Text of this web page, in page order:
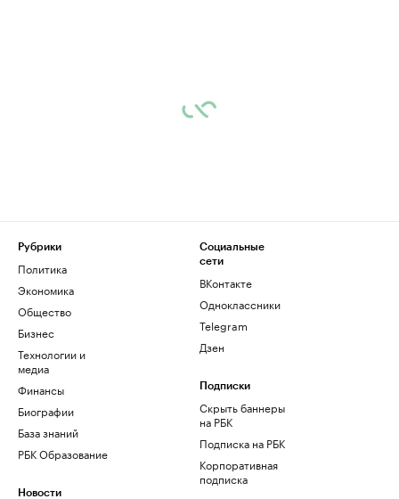
Рубрики
Политика
Экономика
Общество
Бизнес
Технологии и
медиа
Финансы
Биографии
База знаний
РБК Образование
Новости
Социальные
сети
ВКонтакте
Одноклассники
Telegram
Дзен
Подписки
Скрыть баннеры
на РБК
Подписка на РБК
Корпоративная
подписка